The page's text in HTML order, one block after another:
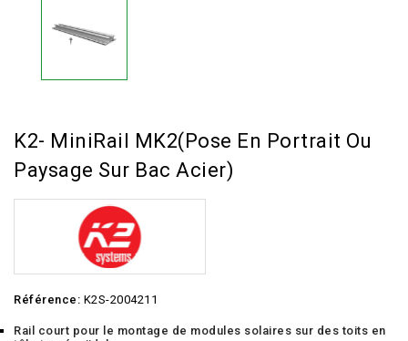
K2- MiniRail MK2(pose En Portrait Ou
Paysage Sur Bac Acier)
Référence: K2S-2004211
Rail court pour le montage de modules solaires sur des toits en